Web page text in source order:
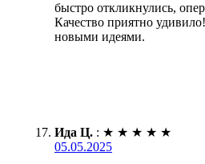
быстро откликнулись,
Качество приятно
новыми идеями.
Ида Ц. : ★ ★ ★ ★ ★
05.05.2025